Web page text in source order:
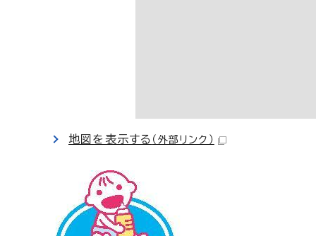
地図を表示する （外部リンク）